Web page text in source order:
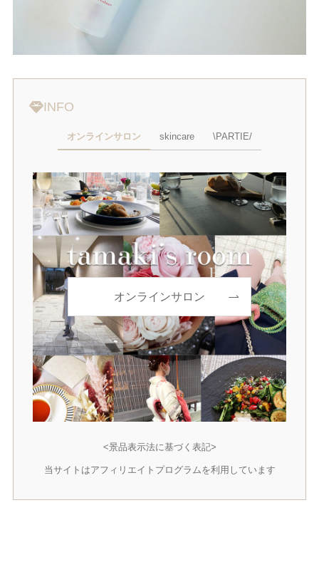
INFO
オンラインサロン skincare \PARTIE/
オンラインサロン
<景品表示法に基づく表記>
当サイトはアフィリエイトプログラムを利用しています